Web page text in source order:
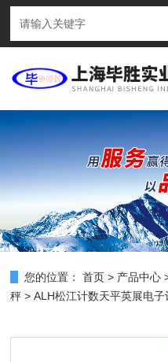
您的位置： 首页 > 产品中心
秤 > ALH松江计数天平英展电子